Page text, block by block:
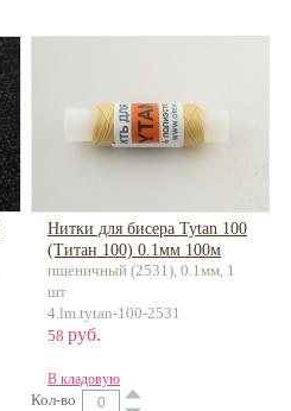
Нитки для бисера Tytan 100
(Титан 100) 0.1мм 100м
пшеничный (2531), 0.1мм, 1
шт
4.lm.tytan-100-2531
58 руб.
В кладовую
Кол-во